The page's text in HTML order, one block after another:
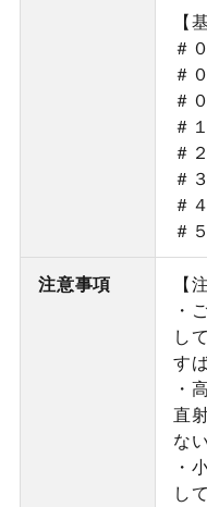
【
＃
＃
＃
＃
＃
＃
＃
＃
注意事項
【
・
し
す
・
直
な
・
し